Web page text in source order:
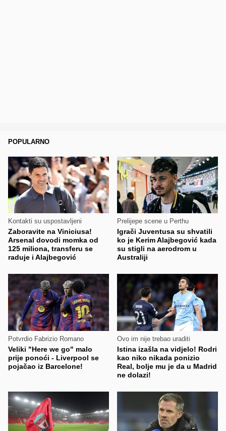
POPULARNO
Kontakti su uspostavljeni
Zaboravite na Viniciusa!
Arsenal dovodi momka od
125 miliona, transferu se
raduje i Alajbegović
Prelijepe scene u Perthu
Igrači Juventusa su shvatili
ko je Kerim Alajbegović kada
su stigli na aerodrom u
Australiji
Potvrdio Fabrizio Romano
Veliki "Here we go" malo
prije ponoći - Liverpool se
pojačao iz Barcelone!
Ovo im nije trebao uraditi
Istina izašla na vidjelo! Rodri
kao niko nikada ponizio
Real, bolje mu je da u Madrid
ne dolazi!